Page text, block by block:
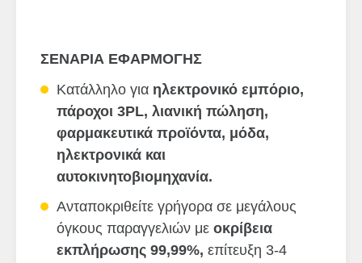
ΣΕΝΑΡΙΑ ΕΦΑΡΜΟΓΗΣ
Κατάλληλο για ηλεκτρονικό εμπόριο,
πάροχοι 3PL, λιανική πώληση,
φαρμακευτικά προϊόντα, μόδα,
ηλεκτρονικά και
αυτοκινητοβιομηχανία.
Ανταποκριθείτε γρήγορα σε μεγάλους
όγκους παραγγελιών με oκρίβεια
εκπλήρωσης 99,99%, επίτευξη 3-4